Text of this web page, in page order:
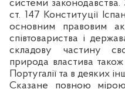
системи
ст. 147 Конституції
основним правовим
співтовариства і
складову частину
природа властива також
Португалії та в деяких
Сказане повною